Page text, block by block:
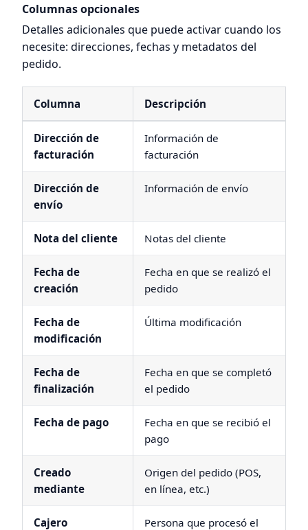
Columnas opcionales
Detalles adicionales que puede activar cuando los
necesite: direcciones, fechas y metadatos del
pedido.
Columna Descripción
Dirección de
facturación
Información de
facturación
Dirección de
envío
Información de envío
Nota del cliente Notas del cliente
Fecha de
creación
Fecha en que se realizó el
pedido
Fecha de
modificación
Última modificación
Fecha de
finalización
Fecha en que se completó
el pedido
Fecha de pago
Fecha en que se recibió el
pago
Creado
mediante
Origen del pedido (POS,
en línea, etc.)
Cajero
Persona que procesó el